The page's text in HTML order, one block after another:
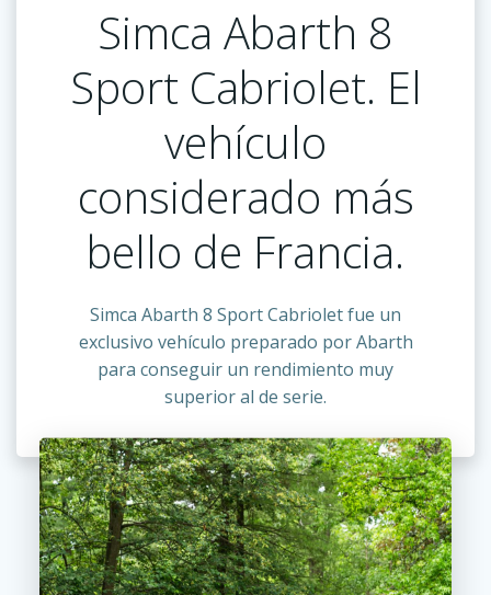
Simca Abarth 8
Sport Cabriolet. El
vehículo
considerado más
bello de Francia.
Simca Abarth 8 Sport Cabriolet fue un
exclusivo vehículo preparado por Abarth
para conseguir un rendimiento muy
superior al de serie.